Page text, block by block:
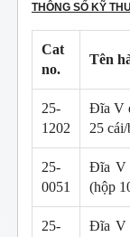
THÔNG SỐ KỸ
Cat
no.
Tên
25-
1202
Đĩa V
25
25-
0051
Đĩa V
(hộp
25-
Đĩa V